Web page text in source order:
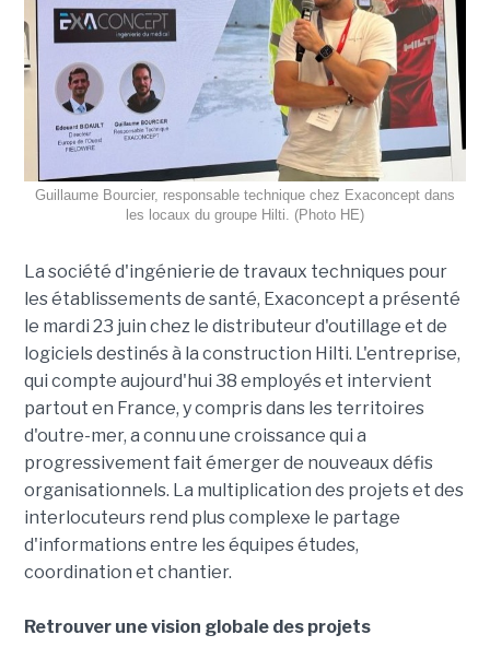
Guillaume Bourcier, responsable technique chez Exaconcept dans
les locaux du groupe Hilti. (Photo HE)
La société d'ingénierie de travaux techniques pour
les établissements de santé, Exaconcept a présenté
le mardi 23 juin chez le distributeur d'outillage et de
logiciels destinés à la construction Hilti. L'entreprise,
qui compte aujourd'hui 38 employés et intervient
partout en France, y compris dans les territoires
d'outre-mer, a connu une croissance qui a
progressivement fait émerger de nouveaux défis
organisationnels. La multiplication des projets et des
interlocuteurs rend plus complexe le partage
d'informations entre les équipes études,
coordination et chantier.
Retrouver une vision globale des projets